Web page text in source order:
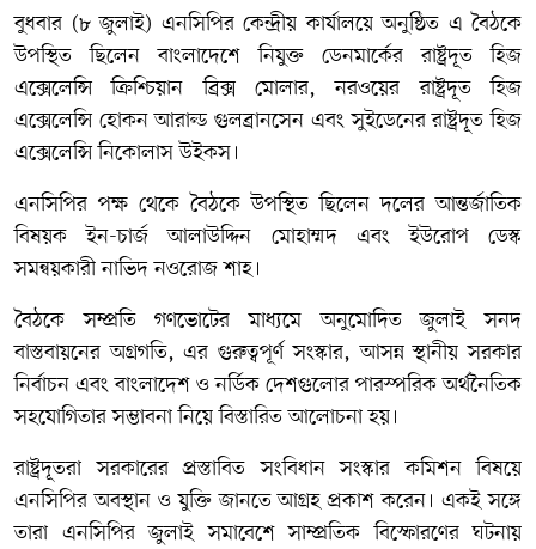
বুধবার (৮ জুলাই) এনসিপির কেন্দ্রীয় কার্যালয়ে অনুষ্ঠিত এ বৈঠকে
উপস্থিত ছিলেন বাংলাদেশে নিযুক্ত ডেনমার্কের রাষ্ট্রদূত হিজ
এক্সেলেন্সি ক্রিশ্চিয়ান ব্রিক্স মোলার, নরওয়ের রাষ্ট্রদূত হিজ
এক্সেলেন্সি হোকন আরাল্ড গুলব্রানসেন এবং সুইডেনের রাষ্ট্রদূত হিজ
এক্সেলেন্সি নিকোলাস উইকস।
এনসিপির পক্ষ থেকে বৈঠকে উপস্থিত ছিলেন দলের আন্তর্জাতিক
বিষয়ক ইন-চার্জ আলাউদ্দিন মোহাম্মদ এবং ইউরোপ ডেস্ক
সমন্বয়কারী নাভিদ নওরোজ শাহ।
বৈঠকে সম্প্রতি গণভোটের মাধ্যমে অনুমোদিত জুলাই সনদ
বাস্তবায়নের অগ্রগতি, এর গুরুত্বপূর্ণ সংস্কার, আসন্ন স্থানীয় সরকার
নির্বাচন এবং বাংলাদেশ ও নর্ডিক দেশগুলোর পারস্পরিক অর্থনৈতিক
সহযোগিতার সম্ভাবনা নিয়ে বিস্তারিত আলোচনা হয়।
রাষ্ট্রদূতরা সরকারের প্রস্তাবিত সংবিধান সংস্কার কমিশন বিষয়ে
এনসিপির অবস্থান ও যুক্তি জানতে আগ্রহ প্রকাশ করেন। একই সঙ্গে
তারা এনসিপির জুলাই সমাবেশে সাম্প্রতিক বিস্ফোরণের ঘটনায়